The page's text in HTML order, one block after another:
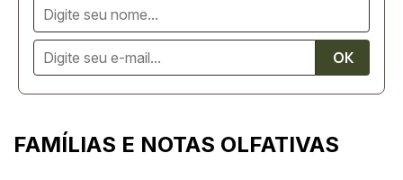
FAMÍLIAS E NOTAS OLFATIVAS